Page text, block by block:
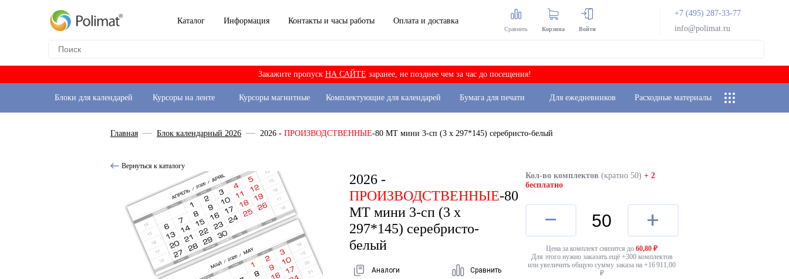
Каталог Информация Контакты и часы работы Оплата и доставка
Сравнить Корзина Войти
+7 (495) 287-33-77
info@polimat.ru
Закажите пропуск НА САЙТЕ заранее, не позднее чем за час до посещения!
Блоки для календарей Курсоры на ленте Курсоры магнитные Комплектующие для календарей Бумага для печати Для ежедневников Расходные материалы
Главная Блок календарный 2026 2026 - ПРОИЗВОДСТВЕННЫЕ-80 МТ мини 3-сп (3 х 297*145) серебристо-белый
Вернуться к каталогу
2026 -
ПРОИЗВОДСТВЕННЫЕ-80
МТ мини 3-сп (3 х
297*145) серебристо-
белый
Аналоги Сравнить
Кол-во комплектов (кратно 50) + 2
бесплатно
– +
Цена за комплект снизится до60,80 ₽
Для этого нужно заказать ещё +300комплектов
или увеличить общую сумму заказа на +16 911,00
₽